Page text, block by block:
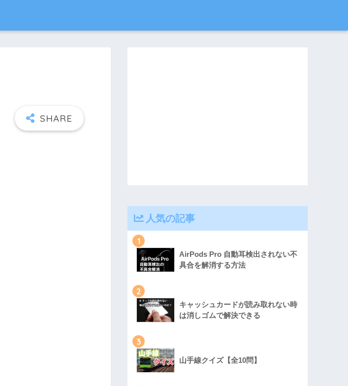
人気の記事
1
AirPods Pro 自動耳検出されない不
具合を解消する方法
2
キャッシュカードが読み取れない時
は消しゴムで解決できる
3
山手線クイズ【全10問】